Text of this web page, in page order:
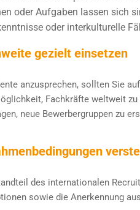
oder Aufgaben lassen sich
oder interkulturelle
gezielt einsetzen
anzusprechen, sollten Sie
Fachkräfte weltweit
neue Bewerbergruppen zu
des internationalen
sowie die Anerkennung